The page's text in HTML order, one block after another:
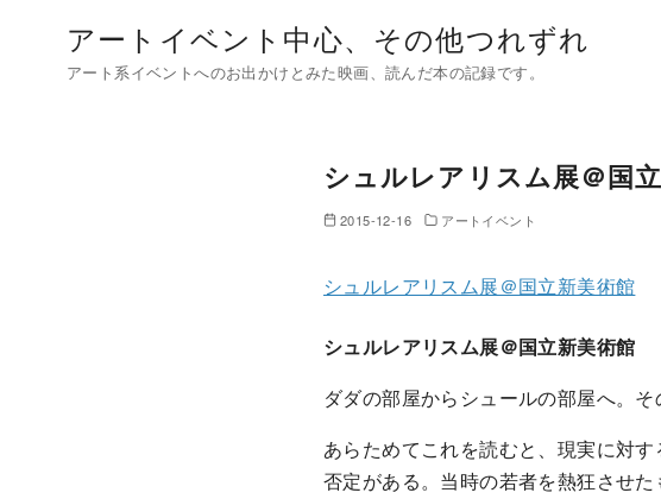
アートイベント中心、その他つれずれ
アート系イベントへのお出かけとみた映画、読んだ本の記録です。
シュルレアリスム展＠国
2015-12-16 アートイベント
シュルレアリスム展＠国立新美術館
シュルレアリスム展＠国立新美術館
ダダの部屋からシュールの部屋へ。
あらためてこれを読むと、現実に対
否定がある。当時の若者を熱狂させ